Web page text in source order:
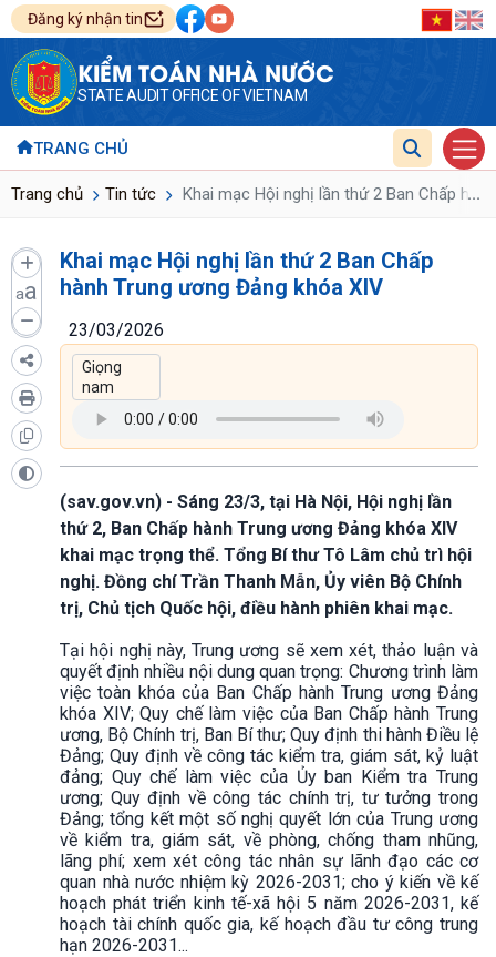
Đăng ký nhận tin
KIỂM TOÁN NHÀ NƯỚC
STATE AUDIT OFFICE OF VIETNAM
TRANG CHỦ
Trang chủ Tin tức Khai mạc Hội nghị lần thứ 2 Ban Chấp ...
aa
Khai mạc Hội nghị lần thứ 2 Ban Chấp
hành Trung ương Đảng khóa XIV
23/03/2026
(sav.gov.vn) - Sáng 23/3, tại Hà Nội, Hội nghị lần
thứ 2, Ban Chấp hành Trung ương Đảng khóa XIV
khai mạc trọng thể. Tổng Bí thư Tô Lâm chủ trì hội
nghị. Đồng chí Trần Thanh Mẫn, Ủy viên Bộ Chính
trị, Chủ tịch Quốc hội, điều hành phiên khai mạc.
Tại hội nghị này, Trung ương sẽ xem xét, thảo luận và
quyết định nhiều nội dung quan trọng: Chương trình làm
việc toàn khóa của Ban Chấp hành Trung ương Đảng
khóa XIV; Quy chế làm việc của Ban Chấp hành Trung
ương, Bộ Chính trị, Ban Bí thư; Quy định thi hành Điều lệ
Đảng; Quy định về công tác kiểm tra, giám sát, kỷ luật
đảng; Quy chế làm việc của Ủy ban Kiểm tra Trung
ương; Quy định về công tác chính trị, tư tưởng trong
Đảng; tổng kết một số nghị quyết lớn của Trung ương
về kiểm tra, giám sát, về phòng, chống tham nhũng,
lãng phí; xem xét công tác nhân sự lãnh đạo các cơ
quan nhà nước nhiệm kỳ 2026-2031; cho ý kiến về kế
hoạch phát triển kinh tế-xã hội 5 năm 2026-2031, kế
hoạch tài chính quốc gia, kế hoạch đầu tư công trung
hạn 2026-2031...